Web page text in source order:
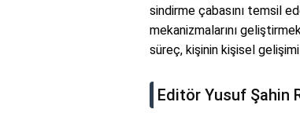
sindirme çabasını temsil
mekanizmalarını
süreç, kişinin kişisel
Editör Yusuf Şahin